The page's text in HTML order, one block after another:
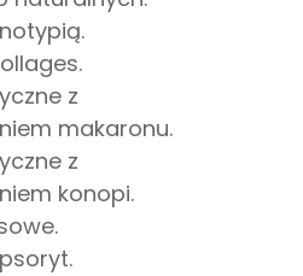
z
makaronu.
z
konopi.